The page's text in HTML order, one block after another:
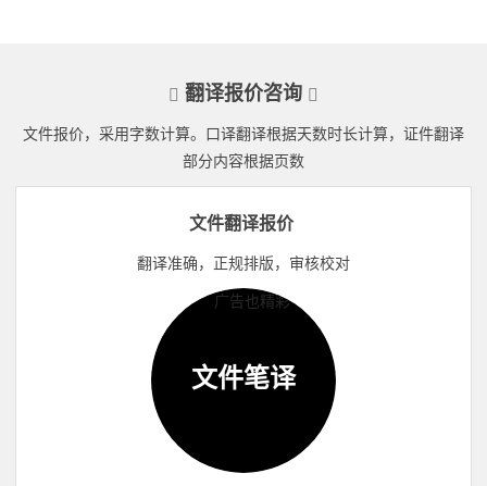
械科技资料翻译、公司简介翻译、产品介绍翻译、说明
材料翻译等（学位 证翻译、成绩单翻译）翻译认证盖
章，得到广大客户的承认和赞赏
翻译报价咨询
文件报价，采用字数计算。口译翻译根据天数时长计算，证件翻译
部分内容根据页数
文件翻译报价
翻译准确，正规排版，审核校对
文件笔译